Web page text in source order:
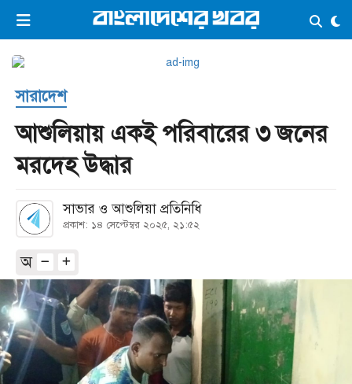
ভিডিও ই-পেপার লগইন ×
প্রচ্ছদ
সর্বশেষ
আর্কাইভ
কনভার্টার
সারাদেশ
আশুলিয়ায় একই পরিবারের ৩ জনের
মরদেহ উদ্ধার
সাভার ও আশুলিয়া প্রতিনিধি
প্রকাশ: ১৪ সেপ্টেম্বর ২০২৫, ২১:৫২
অ